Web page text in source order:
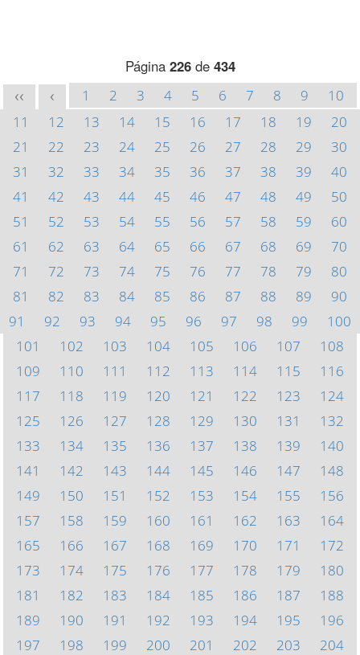
Página 226de 434
<< < 1 2 3 4 5 6 7 8 9
10
11
12 13 14 15 16 17 18 19
20
21
22 23 24 25 26 27 28 29
30
31
32 33 34 35 36 37 38 39
40
41
42 43 44 45 46 47 48 49
50
51
52 53 54 55 56 57 58 59
60
61
62 63 64 65 66 67 68 69
70
71
72 73 74 75 76 77 78 79
80
81
82 83 84 85 86 87 88 89
90
91
92 93 94 95 96 97 98 99
100
101
102 103 104 105 106 107
108
109
110 111 112 113 114 115
116
117
118 119 120 121 122 123
124
125
126 127 128 129 130 131
132
133
134 135 136 137 138 139
140
141
142 143 144 145 146 147
148
149
150 151 152 153 154 155
156
157
158 159 160 161 162 163
164
165
166 167 168 169 170 171
172
173
174 175 176 177 178 179
180
181
182 183 184 185 186 187
188
189
190 191 192 193 194 195
196
197
198 199 200 201 202 203
204